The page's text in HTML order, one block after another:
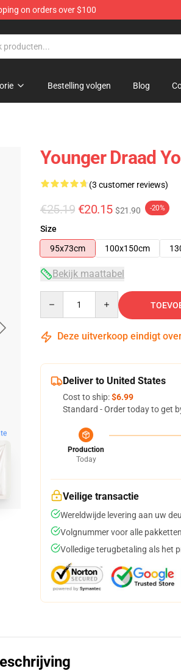
on orders over $100
Bestelling volgen Blog
Younger Draad
(3 customer reviews)
€25.19 €20.15 $21.90 -20%
Size
95x73cm
100x150cm
Bekijk maattabel
Deze uitverkoop eindigt
Deliver to United States
Cost to ship:$6.99
Standard - Order today to get
Production
Today
Veilige transactie
Wereldwijde levering aan uw
Volgnummer voor alle
Volledige terugbetaling als het